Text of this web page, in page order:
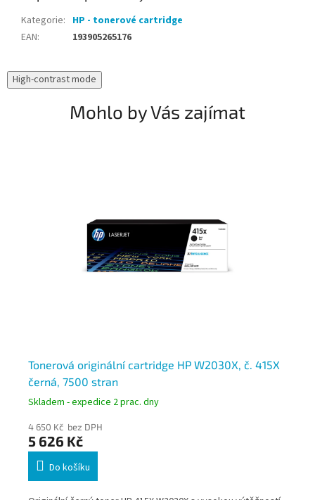
Kategorie: HP - tonerové cartridge
EAN: 193905265176
High-contrast mode
Mohlo by Vás zajímat
Tonerová originální cartridge HP W2030X, č. 415X
černá, 7500 stran
Skladem - expedice 2 prac. dny
4 650 Kč bez DPH
5 626 Kč
Do košíku